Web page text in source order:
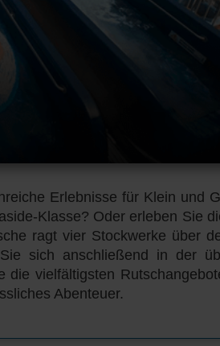
Erlebnisse für Klein und
Klasse? Oder erleben Sie
ragt vier Stockwerke über
sich anschließend in der
die vielfältigsten
Abenteuer.